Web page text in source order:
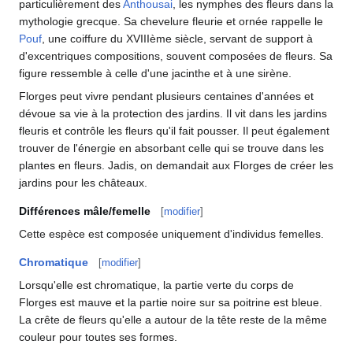
particulièrement desAnthousai , les nymphes des fleurs dans la
mythologie grecque. Sa chevelure fleurie et ornée rappelle le
Pouf , une coiffure du XVIIIème siècle, servant de support à
d'excentriques compositions, souvent composées de fleurs. Sa
figure ressemble à celle d'une jacinthe et à une sirène.
Florges peut vivre pendant plusieurs centaines d'années et
dévoue sa vie à la protection des jardins. Il vit dans les jardins
fleuris et contrôle les fleurs qu'il fait pousser. Il peut également
trouver de l'énergie en absorbant celle qui se trouve dans les
plantes en fleurs. Jadis, on demandait aux Florges de créer les
jardins pour les châteaux.
Différences mâle/femelle [modifier]
Cette espèce est composée uniquement d'individus femelles.
Chromatique [modifier]
Lorsqu'elle est chromatique, la partie verte du corps de
Florges est mauve et la partie noire sur sa poitrine est bleue.
La crête de fleurs qu'elle a autour de la tête reste de la même
couleur pour toutes ses formes.